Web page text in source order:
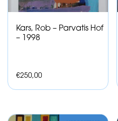
Kars, Rob – Parvatis Hof
– 1998
€250,00